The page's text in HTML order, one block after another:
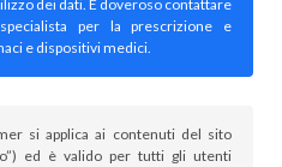
dei dati. È doveroso contattare
per la prescrizione e
e dispositivi medici.
si applica ai contenuti del sito
ed è valido per tutti gli utenti